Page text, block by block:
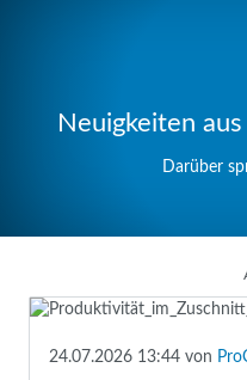
Neuigkeiten
Darüber
24.07.2026 13:44 von